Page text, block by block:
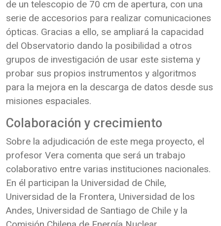
de un telescopio de 70 cm de apertura, con una
serie de accesorios para realizar comunicaciones
ópticas. Gracias a ello, se ampliará la capacidad
del Observatorio dando la posibilidad a otros
grupos de investigación de usar este sistema y
probar sus propios instrumentos y algoritmos
para la mejora en la descarga de datos desde sus
misiones espaciales.
Colaboración y crecimiento
Sobre la adjudicación de este mega proyecto, el
profesor Vera comenta que será un trabajo
colaborativo entre varias instituciones nacionales.
En él participan la Universidad de Chile,
Universidad de la Frontera, Universidad de los
Andes, Universidad de Santiago de Chile y la